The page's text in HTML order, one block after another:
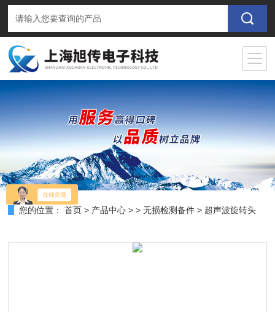
您的位置： 首页 > 产品中心 > >无损检测备件 > 超声波旋转头